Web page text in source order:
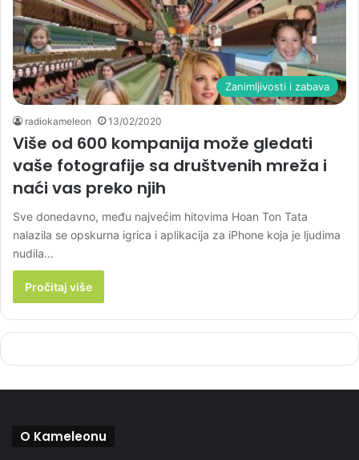
Zanimljivosti i zabava
radiokameleon 13/02/2020
Više od 600 kompanija može gledati
vaše fotografije sa društvenih mreža i
naći vas preko njih
Sve donedavno, među najvećim hitovima Hoan Ton Tata
nalazila se opskurna igrica i aplikacija za iPhone koja je ljudima
nudila…
Pročitaj više
O Kameleonu